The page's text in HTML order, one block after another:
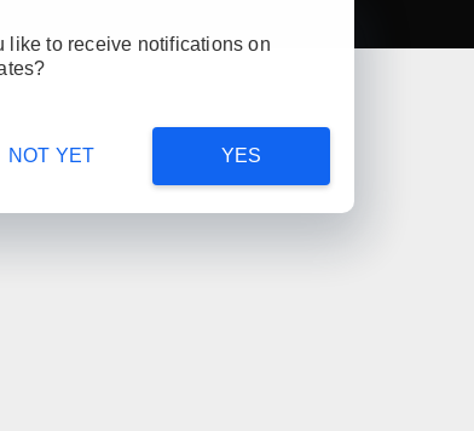
like to receive notifications on
YES
NOT YET